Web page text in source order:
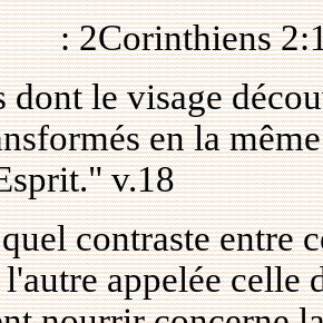
: 2Corinthiens
dont le visage
en la
v.18
contraste entre
appelée